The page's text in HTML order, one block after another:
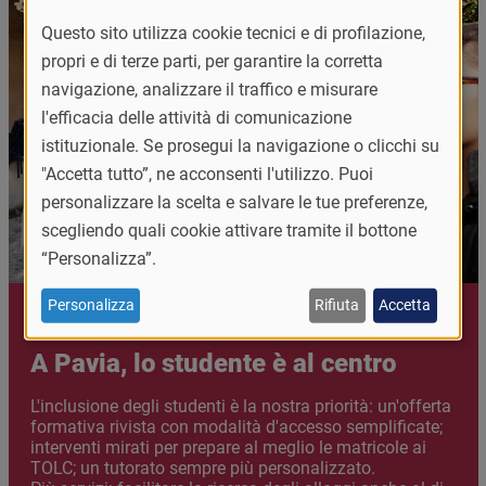
A Pavia, lo studente è al centro
Abstract
L'inclusione degli studenti è la nostra priorità: un'offerta
formativa rivista con modalità d'accesso semplificate;
interventi mirati per prepare al meglio le matricole ai
TOLC; un tutorato sempre più personalizzato.
Questo sito utilizza cookie tecnici e di profilazione,
propri e di terze parti, per garantire la corretta
navigazione, analizzare il traffico e misurare
l'efficacia delle attività di comunicazione
istituzionale. Se prosegui la navigazione o clicchi su
"Accetta tutto”, ne acconsenti l'utilizzo. Puoi
personalizzare la scelta e salvare le tue preferenze,
scegliendo quali cookie attivare tramite il bottone
“Personalizza”.
Personalizza Rifiuta Accetta